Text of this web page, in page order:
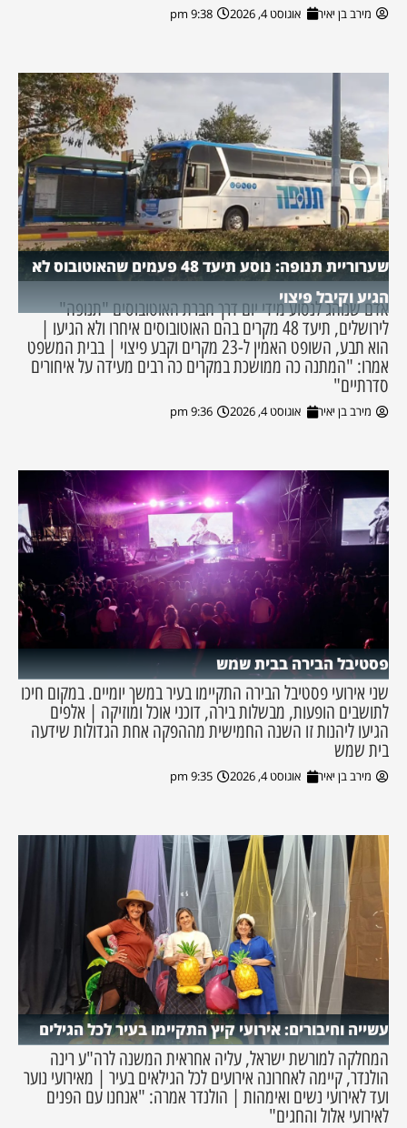
מירב בן יאיר אוגוסט 4, 2026 9:38 pm
שערוריית תנופה: נוסע תיעד 48 פעמים שהאוטובוס לא
הגיע וקיבל פיצוי
אדם שנוהג לנסוע מידי יום דרך חברת האוטובוסים "תנופה"
לירושלים, תיעד 48 מקרים בהם האוטובוסים איחרו ולא הגיעו |
הוא תבע, השופט האמין ל-23 מקרים וקבע פיצוי | בבית המשפט
אמרו: "המתנה כה ממושכת במקרים כה רבים מעידה על איחורים
סדרתיים"
מירב בן יאיר אוגוסט 4, 2026 9:36 pm
פסטיבל הבירה בבית שמש
שני אירועי פסטיבל הבירה התקיימו בעיר במשך יומיים. במקום חיכו
לתושבים הופעות, מבשלות בירה, דוכני אוכל ומוזיקה | אלפים
הגיעו ליהנות זו השנה החמישית מההפקה אחת הגדולות שידעה
בית שמש
מירב בן יאיר אוגוסט 4, 2026 9:35 pm
עשייה וחיבורים: אירועי קיץ התקיימו בעיר לכל הגילים
המחלקה למורשת ישראל, עליה אחראית המשנה לרה"ע רינה
הולנדר, קיימה לאחרונה אירועים לכל הגילאים בעיר | מאירועי נוער
ועד לאירועי נשים ואימהות | הולנדר אמרה: "אנחנו עם הפנים
לאירועי אלול והחגים"